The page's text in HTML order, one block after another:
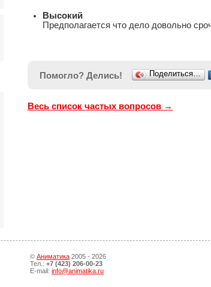
Высокий
Предполагается что дело довольно
Помогло? Делись! Поделиться…
Весь список частых вопросов →
© Аниматика 2005 - 2026
Тел.: +7 (423) 206-00-23
E-mail: info@animatika.ru